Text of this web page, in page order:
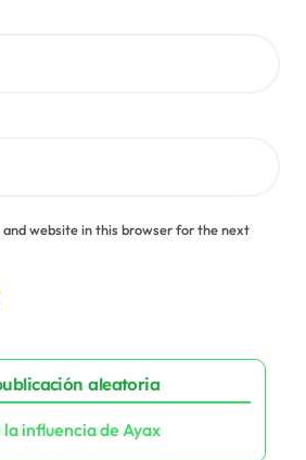
and website in this browser for the next
aleatoria
influencia de Ayax